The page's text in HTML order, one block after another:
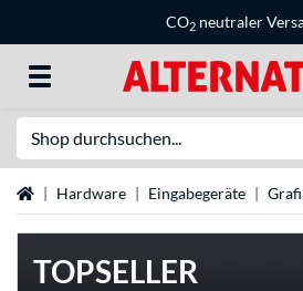
CO2 neutraler
StartseiteHardware Eingabegeräte
TOPSELLER